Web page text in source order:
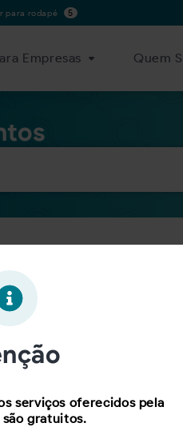
para rodapé 5
Empresas Quem
para sua
alternativas.
serviços oferecidos pela
gratuitos.